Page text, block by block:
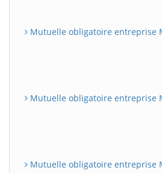
Mutuelle obligatoire entreprise
Mutuelle obligatoire entreprise
Mutuelle obligatoire entreprise